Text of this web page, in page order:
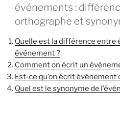
événements :
orthographe et
Quelle est la différence entre
événement ?
Comment on écrit un
Est-ce qu’on écrit événement
Quel est le synonyme de